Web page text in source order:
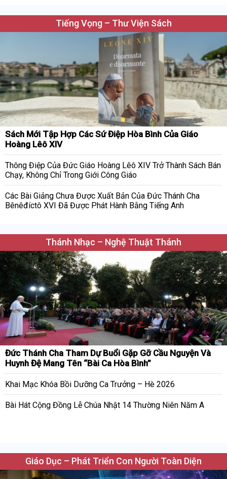
Tiếng Vọng – Thư Viện Sách
Sách Mới Tập Hợp Các Sứ Điệp Hòa Bình Của Giáo
Hoàng Lêô XIV
Thông Điệp Của Đức Giáo Hoàng Lêô XIV Trở Thành Sách Bán
Chạy, Không Chỉ Trong Giới Công Giáo
Các Bài Giảng Chưa Được Xuất Bản Của Đức Thánh Cha
Bênêđíctô XVI Đã Được Phát Hành Bằng Tiếng Anh
Thánh Nhạc – Nghệ Thuật Thánh
Đức Thánh Cha Tham Dự Buổi Gặp Gỡ Cầu Nguyện Và
Huynh Đệ Mang Tên “Bài Ca Hòa Bình”
Khai Mạc Khóa Bồi Dưỡng Ca Trưởng – Hè 2026
Bài Hát Cộng Đồng Lễ Chúa Nhật 14 Thường Niên Năm A
Giáo Dục – Phát Triển Con Người Toàn Diện